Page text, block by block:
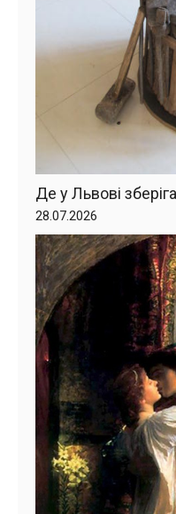
Де у Львові
28.07.2026